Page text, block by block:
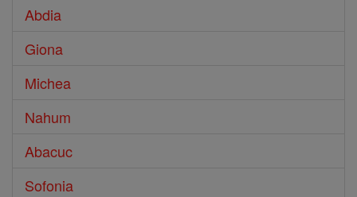
Abdia
Giona
Michea
Nahum
Abacuc
Sofonia